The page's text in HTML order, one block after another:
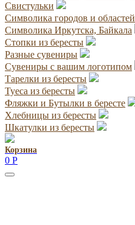
Свистульки
Символика городов и областей
Символика Иркутска, Байкала
Стопки из бересты
Разные сувениры
Сувениры с вашим логотипом
Тарелки из бересты
Туеса из бересты
Фляжки и Бутылки в бересте
Хлебницы из бересты
Шкатулки из бересты
Корзина
0 Р